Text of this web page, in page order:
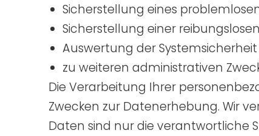
Sicherstellung eines
Sicherstellung einer
Auswertung der
zu weiteren administrativen
Die Verarbeitung Ihrer
Zwecken zur Datenerhebung. Wir
Daten sind nur die verantwortliche